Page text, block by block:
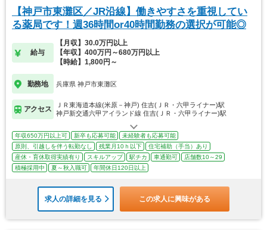
【神戸市東灘区／JR沿線】働きやすさを重視してい
る薬局です！週36時間or40時間勤務の選択が可能◎
給与
【月収】30.0万円以上
【年収】400万円～680万円以上
【時給】1,800円～
勤務地 兵庫県 神戸市東灘区
アクセス
ＪＲ東海道本線(米原－神戸) 住吉(ＪＲ・六甲ライナー)駅
神戸新交通六甲アイランド線 住吉(ＪＲ・六甲ライナー)駅
年収650万円以上可 新卒も応募可能
未経験者も応募可能
原則、引越しを伴う転勤なし
残業月10ｈ以下
住宅補助（手当）あり
産休・育休取得実績有り
スキルアップ 駅チカ 車通勤可
店舗数10～29
積極採用中
夏～秋入職可 年間休日120日以上
求人の詳細を見る この求人に興味がある